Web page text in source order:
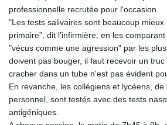
professionnelle recrutée pour l'occasion.
"Les tests salivaires sont beaucoup
primaire", dit l’infirmière, en les
"vécus comme une agression" par les
doivent pas bouger, il faut recevoir un
cracher dans un tube n'est pas évident
En revanche, les collégiens et lycéens,
personnel, sont testés avec des tests
antigéniques.